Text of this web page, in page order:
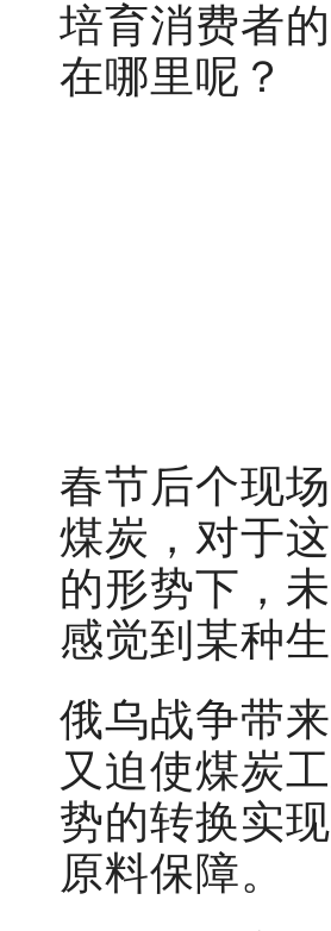
培育消费者的
在哪里呢？
春节后个现
煤炭，对于
的形势下，
感觉到某种
俄乌战争带
又迫使煤炭
势的转换实
原料保障。